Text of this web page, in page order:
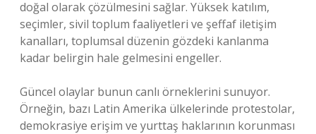
doğal olarak çözülmesini sağlar. Yüksek katılım,
seçimler, sivil toplum faaliyetleri ve şeffaf iletişim
kanalları, toplumsal düzenin gözdeki kanlanma
kadar belirgin hale gelmesini engeller.
Güncel olaylar bunun canlı örneklerini sunuyor.
Örneğin, bazı Latin Amerika ülkelerinde protestolar,
demokrasiye erişim ve yurttaş haklarının korunması